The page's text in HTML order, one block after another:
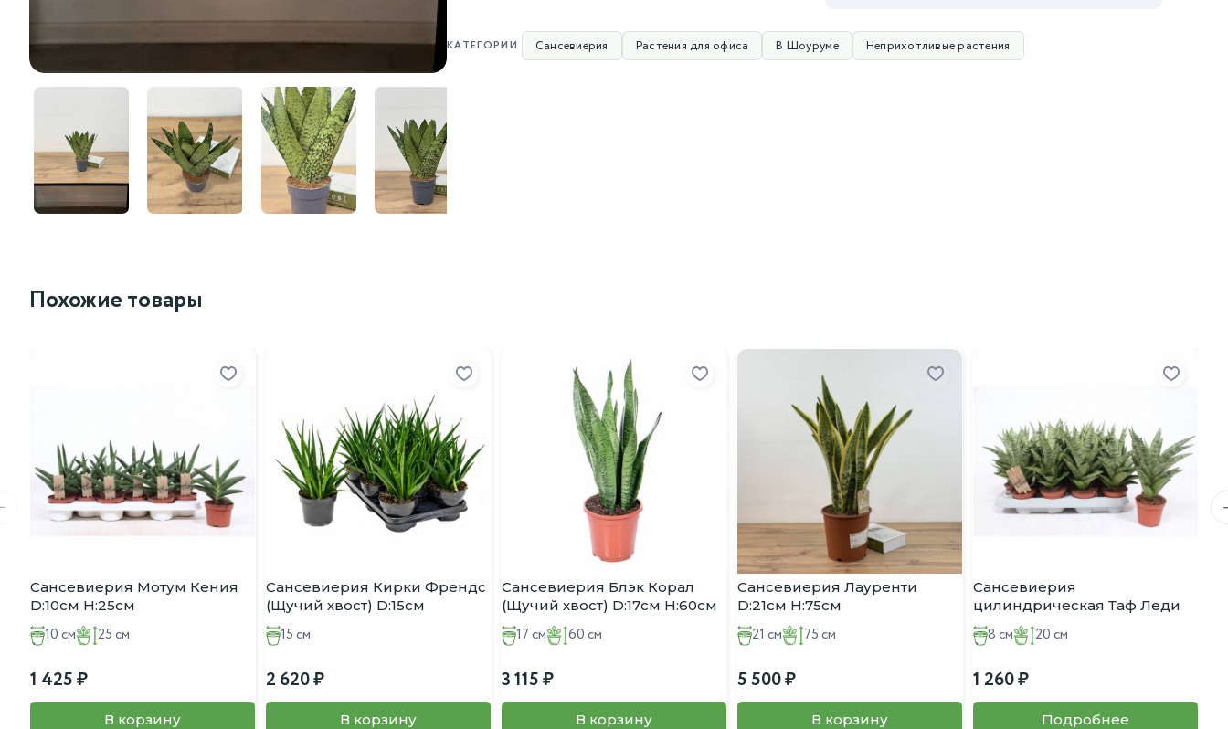
КАТЕГОРИИ Сансевиерия Растения для офиса В Шоуруме Неприхотливые растения
Похожие товары
Сансевиерия Мотум Кения
D:10см H:25см
10 см 25 см
1 425
В корзину
Сансевиерия Кирки Френдс
(Щучий хвост) D:15см
15 см
2 620
В корзину
Сансевиерия Блэк Корал
(Щучий хвост) D:17см H:60см
17 см 60 см
3 115
В корзину
Сансевиерия Лауренти
D:21см H:75см
21 см 75 см
5 500
В корзину
Сансевиерия
цилиндрическая Таф Леди
D:8см H:20см
8 см 20 см
1 260
Подробнее